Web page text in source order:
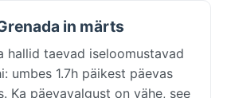
in märts
hallid taevad iseloomustavad
umbes 1.7h päikest päevas
Ka päevavalgust on vähe, see